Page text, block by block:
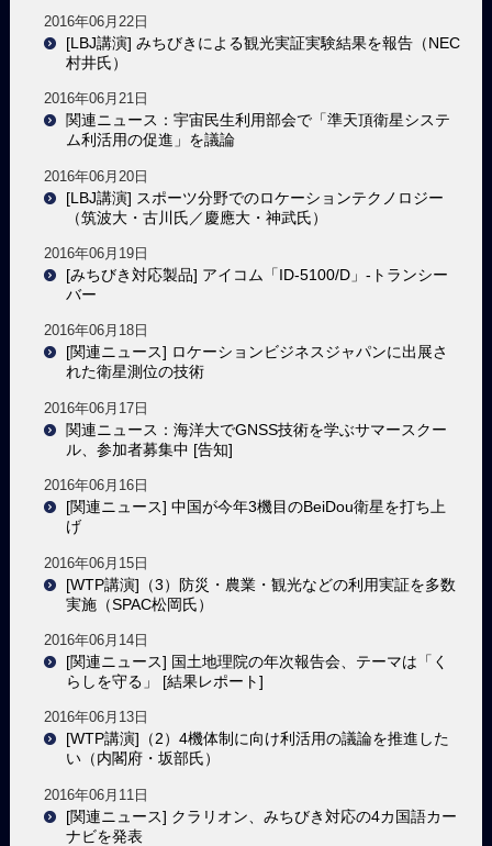
2016年06月22日
[LBJ講演] みちびきによる観光実証実験結果を報告（NEC
村井氏）
2016年06月21日
関連ニュース：宇宙民生利用部会で「準天頂衛星システ
ム利活用の促進」を議論
2016年06月20日
[LBJ講演] スポーツ分野でのロケーションテクノロジー
（筑波大・古川氏／慶應大・神武氏）
2016年06月19日
[みちびき対応製品] アイコム「ID-5100/D」-トランシー
バー
2016年06月18日
[関連ニュース] ロケーションビジネスジャパンに出展さ
れた衛星測位の技術
2016年06月17日
関連ニュース：海洋大でGNSS技術を学ぶサマースクー
ル、参加者募集中 [告知]
2016年06月16日
[関連ニュース] 中国が今年3機目のBeiDou衛星を打ち上
げ
2016年06月15日
[WTP講演]（3）防災・農業・観光などの利用実証を多数
実施（SPAC松岡氏）
2016年06月14日
[関連ニュース] 国土地理院の年次報告会、テーマは「く
らしを守る」 [結果レポート]
2016年06月13日
[WTP講演]（2）4機体制に向け利活用の議論を推進した
い（内閣府・坂部氏）
2016年06月11日
[関連ニュース] クラリオン、みちびき対応の4カ国語カー
ナビを発表